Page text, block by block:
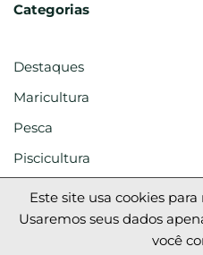
Categorias
Destaques
Maricultura
Pesca
Piscicultura
Este site usa cookies
Usaremos seus dados
você